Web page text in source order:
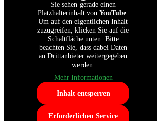
Sie sehen gerade einen
Platzhalterinhalt von YouTube.
Um auf den eigentlichen Inhalt
zuzugreifen, klicken Sie auf die
Schaltfläche unten. Bitte
beachten Sie, dass dabei Daten
an Drittanbieter weitergegeben
werden.
Mehr Informationen
Inhalt entsperren
Erforderlichen Service